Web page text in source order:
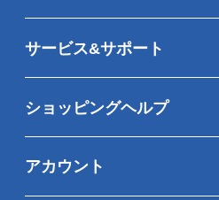
サービス&サポート
ショッピングヘルプ
アカウント